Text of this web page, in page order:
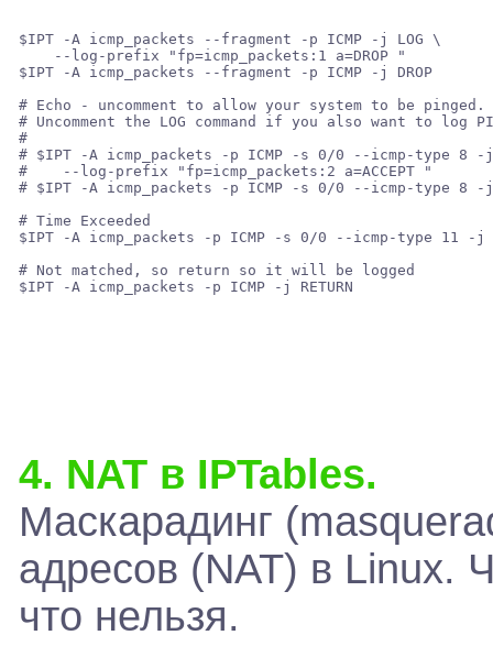
$IPT -A icmp_packets --fragment -p ICMP -j LOG \
    --log-prefix "fp=icmp_packets:1 a=DROP "
$IPT -A icmp_packets --fragment -p ICMP -j DROP
# Echo - uncomment to allow your system to be pinged.
# Uncomment the LOG command if you also want to log
#
# $IPT -A icmp_packets -p ICMP -s 0/0 --icmp-type 8
#    --log-prefix "fp=icmp_packets:2 a=ACCEPT "
# $IPT -A icmp_packets -p ICMP -s 0/0 --icmp-type 8 -j
# Time Exceeded
$IPT -A icmp_packets -p ICMP -s 0/0 --icmp-type 11 -j
# Not matched, so return so it will be logged
4. NAT в IPTables.
Маскарадинг
адресов (NAT) в Linux.
что нельзя.